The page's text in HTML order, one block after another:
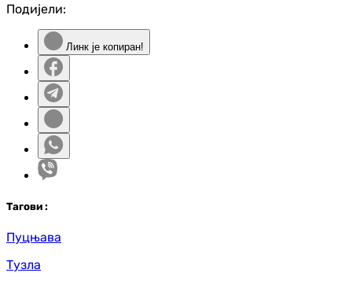
Подијели:
Линк је копиран!
Тагови :
Пуцњава
Тузла